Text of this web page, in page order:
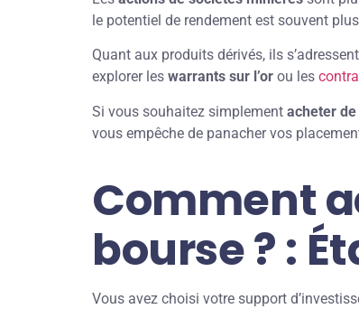
le potentiel de rendement est souvent
Quant aux produits dérivés, ils
explorer les warrants sur l’or ou les
Si vous souhaitez simplement acheter
vous empêche de panacher vos
Comment
bourse ? :
Vous avez choisi votre support